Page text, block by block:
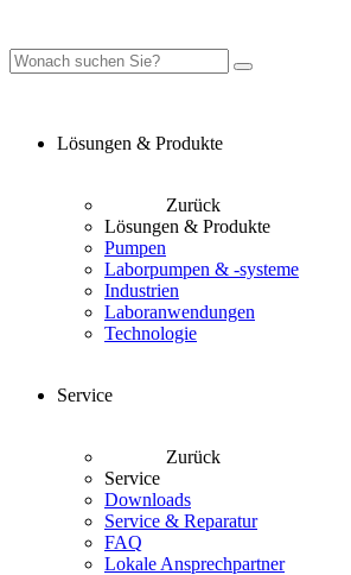
Lösungen & Produkte
Zurück
Lösungen & Produkte
Pumpen
Laborpumpen & -systeme
Industrien
Laboranwendungen
Technologie
Service
Zurück
Service
Downloads
Service & Reparatur
FAQ
Lokale Ansprechpartner